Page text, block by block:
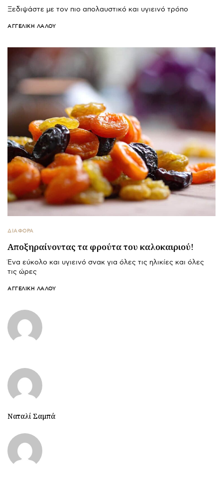
Ξεδιψάστε με τον πιο απολαυστικό και υγιεινό τρόπο
ΑΓΓΕΛΙΚΉ ΛΆΛΟΥ
ΔΙΑΦΟΡΑ
Αποξηραίνοντας τα φρούτα του καλοκαιριού!
Ένα εύκολο και υγιεινό σνακ για όλες τις ηλικίες και όλες
τις ώρες
ΑΓΓΕΛΙΚΉ ΛΆΛΟΥ
Ναταλί Σαμπά